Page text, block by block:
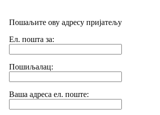
Пошаљите ову адресу пријатељу
Ел. пошта за:
Пошиљалац:
Ваша адреса ел. поште: